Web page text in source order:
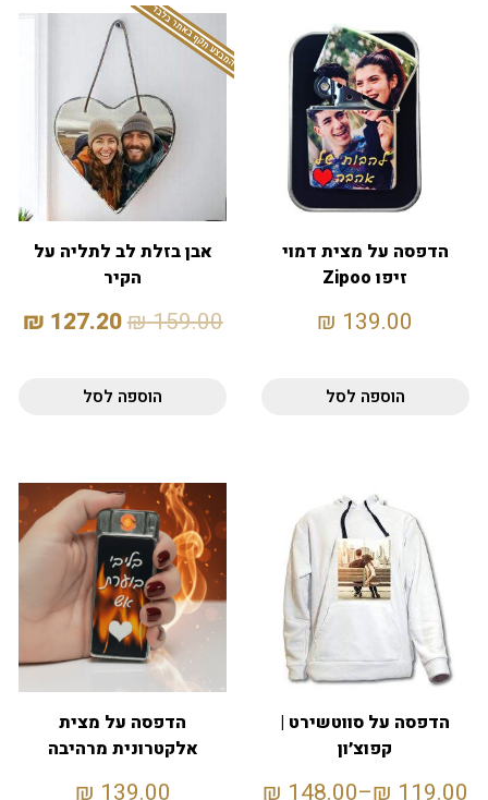
הדפסה על מצית דמוי
זיפו Zipoo
139.00
₪
הוספה לסל
המבצע תקף באתר בלבד
אבן בזלת לב לתליה על
הקיר
159.00
₪
127.20
₪
הוספה לסל
הדפסה על סווטשירט |
קפוצ׳ון
119.00
₪
–
148.00
₪
הדפסה על מצית
אלקטרונית מרהיבה
139.00
₪